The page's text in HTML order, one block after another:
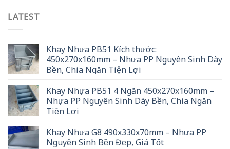
LATEST
Khay Nhựa PB51 Kích thước:
450x270x160mm – Nhựa PP Nguyên Sinh Dày
Bền, Chia Ngăn Tiện Lợi
Khay Nhựa PB51 4 Ngăn 450x270x160mm –
Nhựa PP Nguyên Sinh Dày Bền, Chia Ngăn
Tiện Lợi
Khay Nhựa G8 490x330x70mm – Nhựa PP
Nguyên Sinh Bền Đẹp, Giá Tốt